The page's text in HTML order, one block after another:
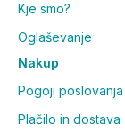
Kje smo?
Oglaševanje
Nakup
Pogoji poslovanja
Plačilo in dostava